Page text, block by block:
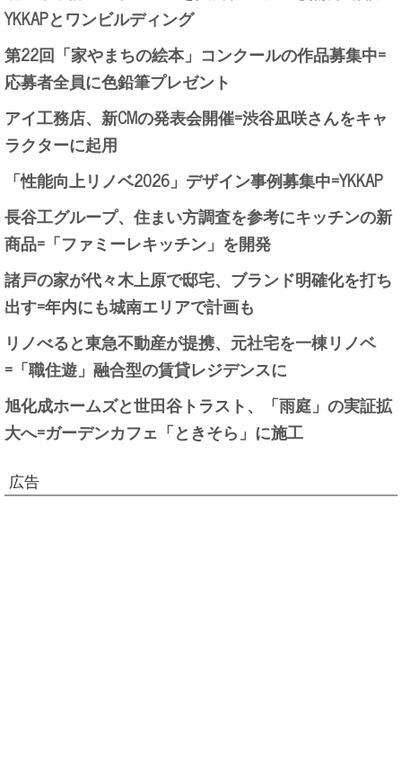
YKKAPとワンビルディング
第22回「家やまちの絵本」コンクールの作品募集中=
応募者全員に色鉛筆プレゼント
アイ工務店、新CMの発表会開催=渋谷凪咲さんをキャ
ラクターに起用
「性能向上リノベ2026」デザイン事例募集中=YKKAP
長谷工グループ、住まい方調査を参考にキッチンの新
商品=「ファミーレキッチン」を開発
諸戸の家が代々木上原で邸宅、ブランド明確化を打ち
出す=年内にも城南エリアで計画も
リノべると東急不動産が提携、元社宅を一棟リノベ
=「職住遊」融合型の賃貸レジデンスに
旭化成ホームズと世田谷トラスト、「雨庭」の実証拡
大へ=ガーデンカフェ「ときそら」に施工
広告